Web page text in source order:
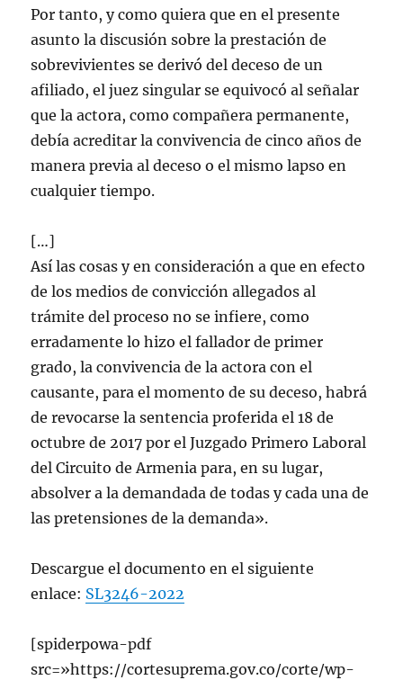
Por tanto, y como quiera que en el presente
asunto la discusión sobre la prestación de
sobrevivientes se derivó del deceso de un
afiliado, el juez singular se equivocó al señalar
que la actora, como compañera permanente,
debía acreditar la convivencia de cinco años de
manera previa al deceso o el mismo lapso en
cualquier tiempo.
[…]
Así las cosas y en consideración a que en efecto
de los medios de convicción allegados al
trámite del proceso no se infiere, como
erradamente lo hizo el fallador de primer
grado, la convivencia de la actora con el
causante, para el momento de su deceso, habrá
de revocarse la sentencia proferida el 18 de
octubre de 2017 por el Juzgado Primero Laboral
del Circuito de Armenia para, en su lugar,
absolver a la demandada de todas y cada una de
las pretensiones de la demanda».
Descargue el documento en el siguiente
enlace: SL3246-2022
[spiderpowa-pdf
src=»https://cortesuprema.gov.co/corte/wp-